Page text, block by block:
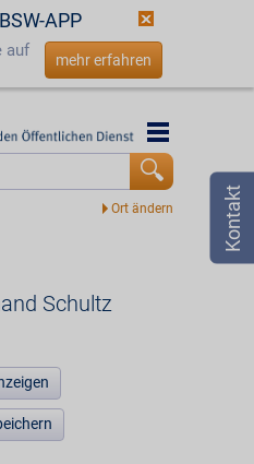
APP
auf
mehr erfahren
Schultz